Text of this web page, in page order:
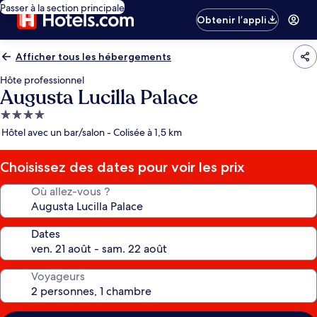
Passer à la section principale
Obtenir l’appli
Afficher tous les hébergements
Hôte professionnel
Augusta Lucilla Palace
Hébergement
4.0 étoiles
Hôtel avec un bar/salon - Colisée à 1,5 km
Choisissez des dates pour voir les prix
Où allez-vous ?
Dates
Voyageurs